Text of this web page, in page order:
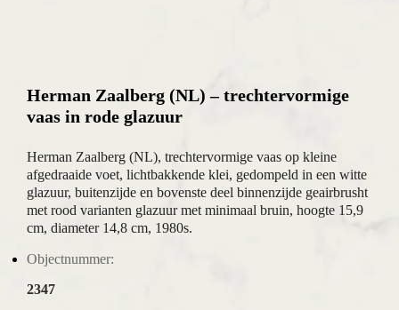
Herman Zaalberg (NL) – trechtervormige
vaas in rode glazuur
Herman Zaalberg (NL), trechtervormige vaas op kleine
afgedraaide voet, lichtbakkende klei, gedompeld in een witte
glazuur, buitenzijde en bovenste deel binnenzijde geairbrusht
met rood varianten glazuur met minimaal bruin, hoogte 15,9
cm, diameter 14,8 cm, 1980s.
Objectnummer:
2347